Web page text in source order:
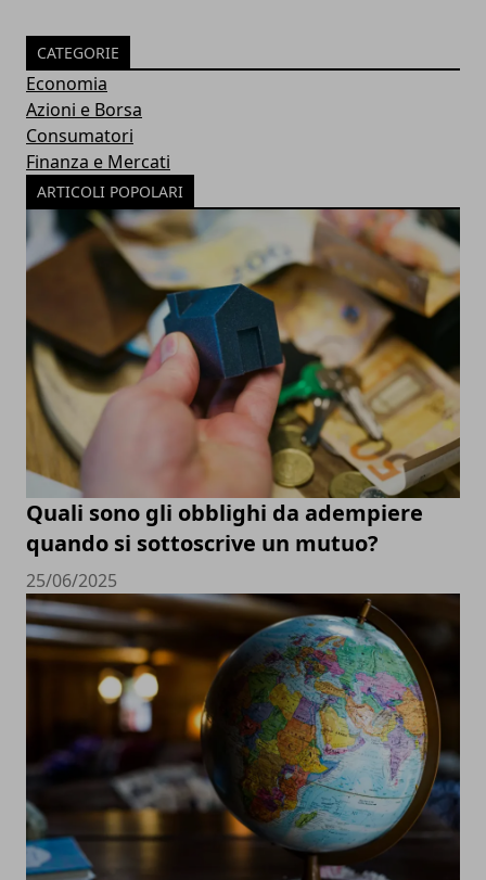
CATEGORIE
Economia
Azioni e Borsa
Consumatori
Finanza e Mercati
ARTICOLI POPOLARI
Quali sono gli obblighi da adempiere
quando si sottoscrive un mutuo?
25/06/2025